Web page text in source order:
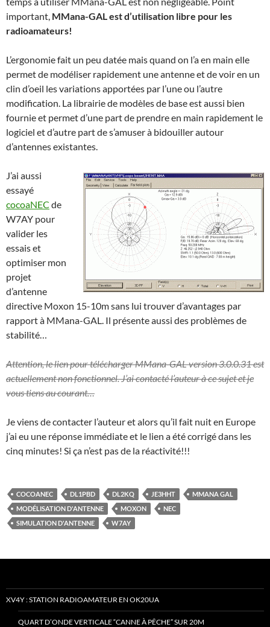
important, MMana-GAL est d’utilisation libre pour les
radioamateurs!
L’ergonomie fait un peu datée mais quand on l’a en main elle
permet de modéliser rapidement une antenne et de voir en un
clin d’oeil les variations apportées par l’une ou l’autre
modification. La librairie de modèles de base est aussi bien
fournie et permet d’une part de prendre en main rapidement le
logiciel et d’autre part de s’amuser à bidouiller autour
d’antennes existantes.
J’ai aussi
essayé
cocoaNEC de
W7AY pour
valider les
essais et
optimiser mon
projet
d’antenne
directive Moxon 15-10m sans lui trouver d’avantages par
rapport à MMana-GAL. Il présente aussi des problèmes de
stabilité…
Attention, le lien pour télécharger MMana-GAL version 3.0.0.31 est
actuellement non fonctionnel. J’ai contacté l’auteur à ce sujet et je
vous tiens au courant…
Je viens de contacter l’auteur et alors qu’il fait nuit en Europe
j’ai eu une réponse immédiate et le lien a été corrigé dans les
cinq minutes! Si ça n’est pas de la réactivité!!!
COCOANEC DL1PBD DL2KQ JE3HHT
MMANA GAL
MODÉLISATION D'ANTENNE
MOXON
NEC
SIMULATION D'ANTENNE
W7AY
XV4Y : STATION RADIOAMATEUR EN OK20UA
QUART D’ONDE VERTICALE “CANNE À PÊCHE” SUR 20M